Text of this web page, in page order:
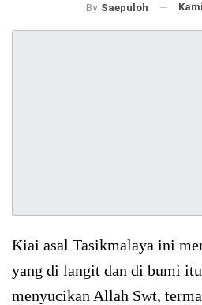
By Saepuloh
Kiai asal Tasikmalaya ini
yang di langit dan di bumi
menyucikan Allah Swt,